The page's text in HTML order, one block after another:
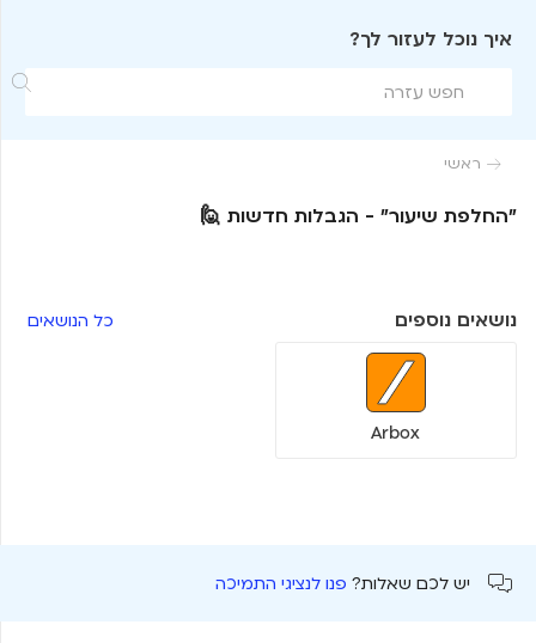
איך נוכל לעזור לך?

 ראשי
״החלפת שיעור״ - הגבלות חדשות 🙋
נושאים נוספים כל הנושאים
Arbox
יש לכם שאלות? פנו לנציגי התמיכה